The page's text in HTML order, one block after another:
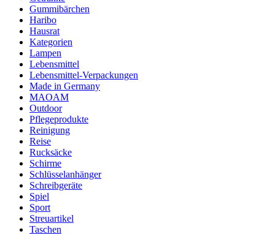
Gummibärchen
Haribo
Hausrat
Kategorien
Lampen
Lebensmittel
Lebensmittel-Verpackungen
Made in Germany
MAOAM
Outdoor
Pflegeprodukte
Reinigung
Reise
Rucksäcke
Schirme
Schlüsselanhänger
Schreibgeräte
Spiel
Sport
Streuartikel
Taschen